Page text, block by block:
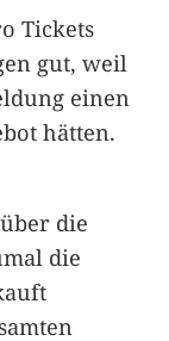
Tickets
gut, weil
einen
hätten.
die
die